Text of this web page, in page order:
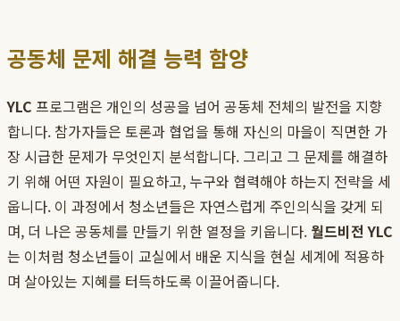
공동체 문제 해결 능력 함양
YLC 프로그램은 개인의 성공을 넘어 공동체 전체의 발전을 지향
합니다. 참가자들은 토론과 협업을 통해 자신의 마을이 직면한 가
장 시급한 문제가 무엇인지 분석합니다. 그리고 그 문제를 해결하
기 위해 어떤 자원이 필요하고, 누구와 협력해야 하는지 전략을 세
웁니다. 이 과정에서 청소년들은 자연스럽게 주인의식을 갖게 되
며, 더 나은 공동체를 만들기 위한 열정을 키웁니다. 월드비전 YLC
는 이처럼 청소년들이 교실에서 배운 지식을 현실 세계에 적용하
며 살아있는 지혜를 터득하도록 이끌어줍니다.